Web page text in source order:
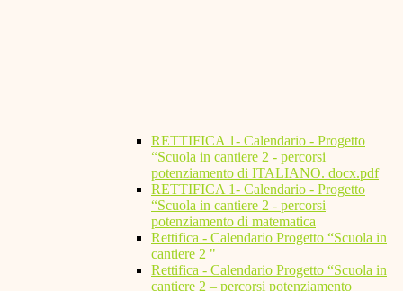
RETTIFICA 1- Calendario - Progetto
“Scuola in cantiere 2 - percorsi
potenziamento di ITALIANO. docx.pdf
RETTIFICA 1- Calendario - Progetto
“Scuola in cantiere 2 - percorsi
potenziamento di matematica
Rettifica - Calendario Progetto “Scuola in
cantiere 2 "
Rettifica - Calendario Progetto “Scuola in
cantiere 2 – percorsi potenziamento